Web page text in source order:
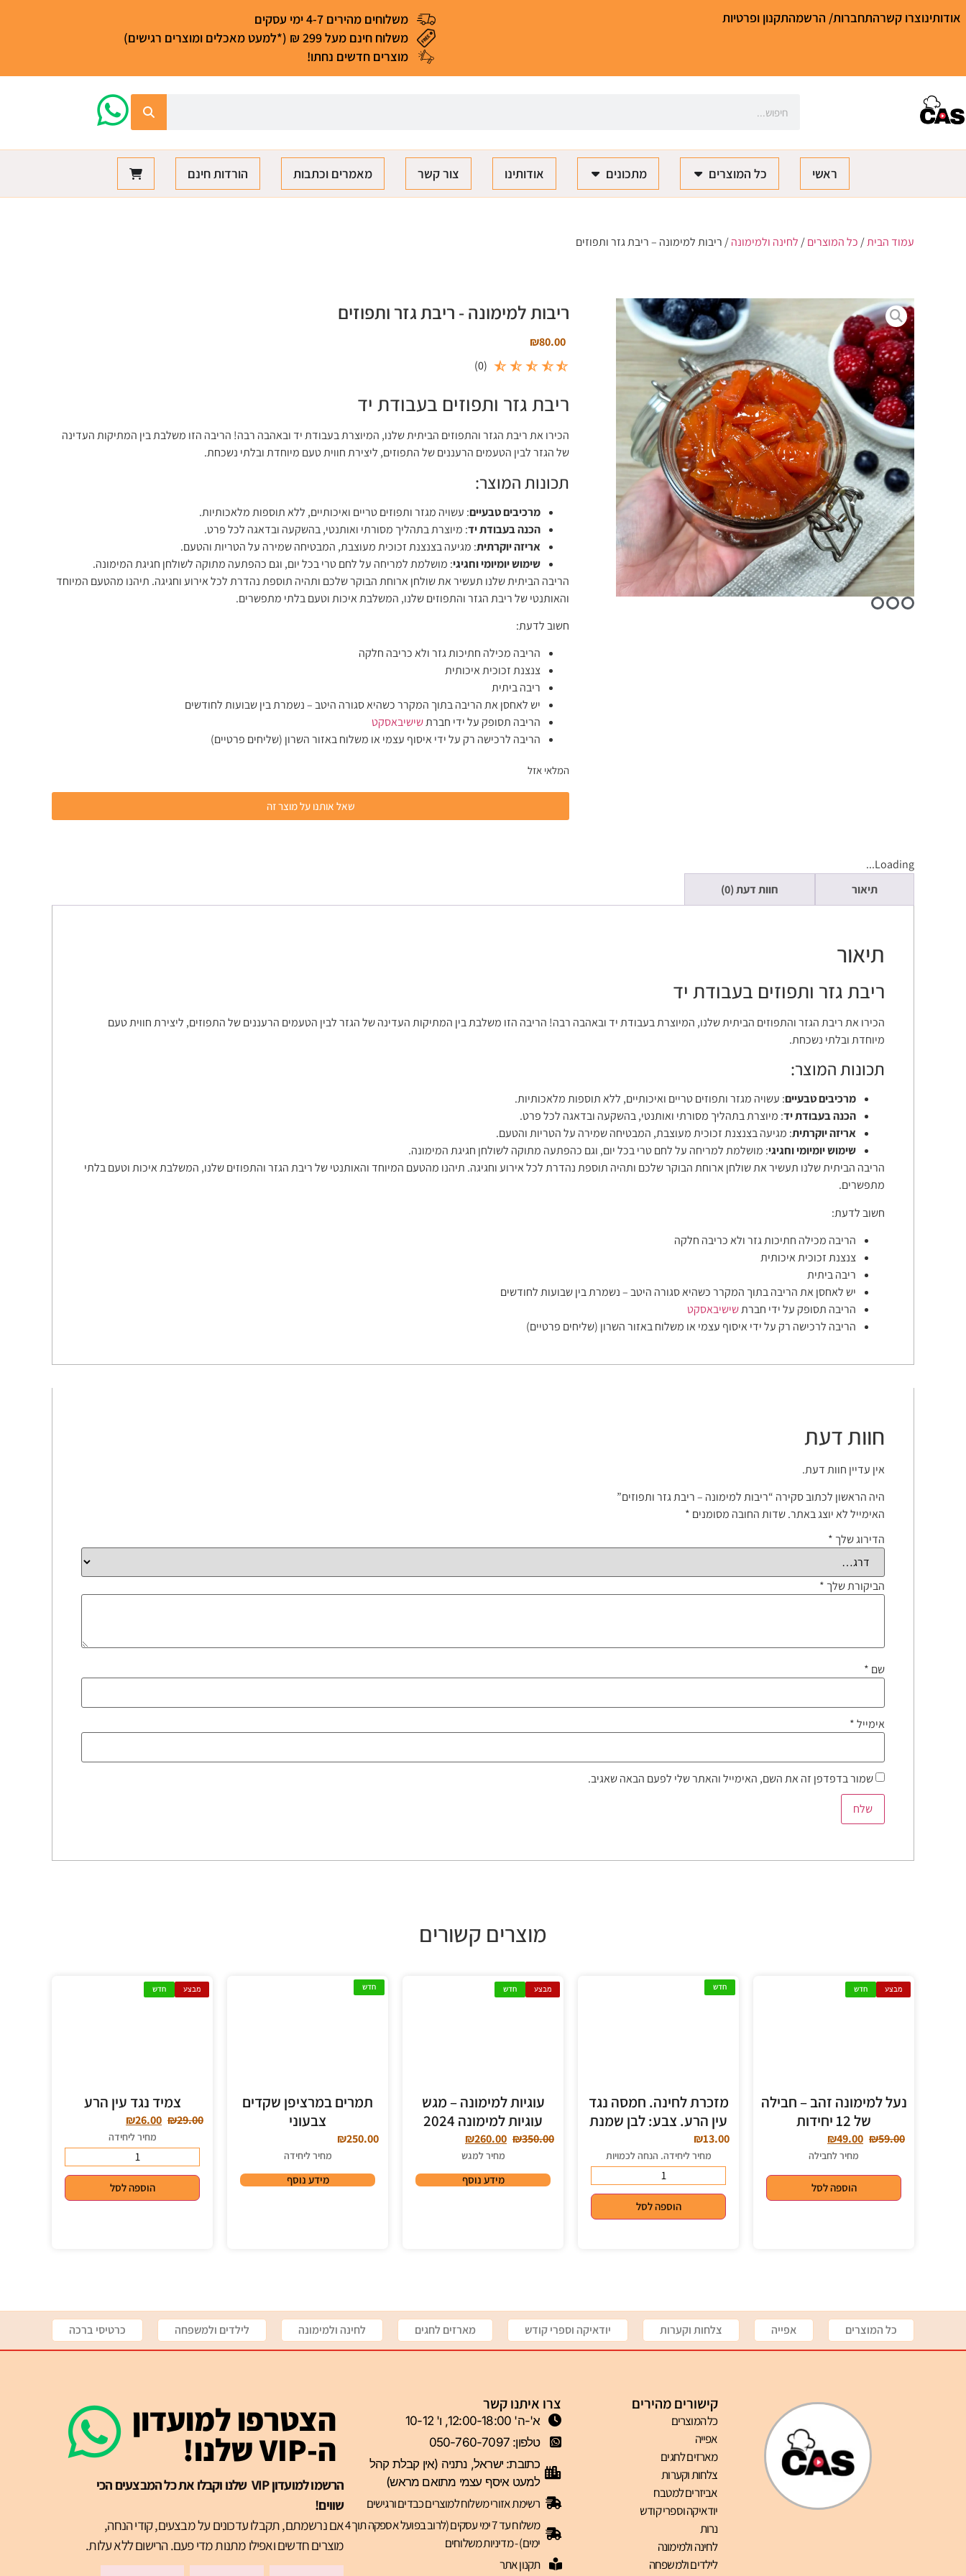
אודותינוצרו קשרהתחברות/ הרשמהתקנון ופרטיות
משלוחים מהירים 4-7 ימי עסקים
משלוח חינם מעל 299 ₪ (*למעט מאכלים ומוצרים רגישים)
מוצרים חדשים נחתו!
ראשי כל המוצרים מתכונים אודותינו צור קשר מאמרים וכתבות הורדות חינם
עמוד הבית/כל המוצרים/לחינה ולמימונה/ ריבות למימונה – ריבת גזר ותפוזים
ריבות למימונה - ריבת גזר ותפוזים
₪80.00
(
0
)
ריבת גזר ותפוזים בעבודת יד
הכירו את ריבת הגזר והתפוזים הביתית שלנו, המיוצרת בעבודת יד ובאהבה רבה! הריבה הזו משלבת בין המתיקות העדינה
של הגזר לבין הטעמים הרעננים של התפוזים, ליצירת חווית טעם מיוחדת ובלתי נשכחת.
תכונות המוצר:
מרכיבים טבעיים: עשויה מגזר ותפוזים טריים ואיכותיים, ללא תוספות מלאכותיות.
הכנה בעבודת יד: מיוצרת בתהליך מסורתי ואותנטי, בהשקעה ובדאגה לכל פרט.
אריזה יוקרתית: מגיעה בצנצנת זכוכית מעוצבת, המבטיחה שמירה על הטריות והטעם.
שימוש יומיומי וחגיגי: מושלמת למריחה על לחם טרי בכל יום, וגם כהפתעה מתוקה לשולחן חגיגת המימונה.
הריבה הביתית שלנו תעשיר את שולחן ארוחת הבוקר שלכם ותהיה תוספת נהדרת לכל אירוע וחגיגה. תיהנו מהטעם המיוחד
והאותנטי של ריבת הגזר והתפוזים שלנו, המשלבת איכות וטעם בלתי מתפשרים.
חשוב לדעת:
הריבה מכילה חתיכות גזר ולא כריבה חלקה
צנצנת זכוכית איכותית
ריבה ביתית
יש לאחסן את הריבה בתוך המקרר כשהיא סגורה היטב – נשמרת בין שבועות לחודשים
הריבה תסופק על ידי חברתשישיבאסקט
הריבה לרכישה רק על ידי איסוף עצמי או משלוח באזור השרון (שליחים פרטיים)
המלאי אזל
שאל אותנו על מוצר זה
Loading...
תיאור
חוות דעת (0)
תיאור
ריבת גזר ותפוזים בעבודת יד
הכירו את ריבת הגזר והתפוזים הביתית שלנו, המיוצרת בעבודת יד ובאהבה רבה! הריבה הזו משלבת בין המתיקות העדינה של הגזר לבין הטעמים הרעננים של התפוזים, ליצירת חווית טעם
מיוחדת ובלתי נשכחת.
תכונות המוצר:
מרכיבים טבעיים: עשויה מגזר ותפוזים טריים ואיכותיים, ללא תוספות מלאכותיות.
הכנה בעבודת יד: מיוצרת בתהליך מסורתי ואותנטי, בהשקעה ובדאגה לכל פרט.
אריזה יוקרתית: מגיעה בצנצנת זכוכית מעוצבת, המבטיחה שמירה על הטריות והטעם.
שימוש יומיומי וחגיגי: מושלמת למריחה על לחם טרי בכל יום, וגם כהפתעה מתוקה לשולחן חגיגת המימונה.
הריבה הביתית שלנו תעשיר את שולחן ארוחת הבוקר שלכם ותהיה תוספת נהדרת לכל אירוע וחגיגה. תיהנו מהטעם המיוחד והאותנטי של ריבת הגזר והתפוזים שלנו, המשלבת איכות וטעם בלתי
מתפשרים.
חשוב לדעת:
הריבה מכילה חתיכות גזר ולא כריבה חלקה
צנצנת זכוכית איכותית
ריבה ביתית
יש לאחסן את הריבה בתוך המקרר כשהיא סגורה היטב – נשמרת בין שבועות לחודשים
הריבה תסופק על ידי חברתשישיבאסקט
הריבה לרכישה רק על ידי איסוף עצמי או משלוח באזור השרון (שליחים פרטיים)
חוות דעת
אין עדיין חוות דעת.
היה הראשון לכתוב סקירה “ריבות למימונה – ריבת גזר ותפוזים”
האימייל לא יוצג באתר.שדות החובה מסומנים *
הדירוג שלך *
הביקורת שלך *
שם *
אימייל*
שמור בדפדפן זה את השם, האימייל והאתר שלי לפעם הבאה שאגיב.
מוצרים קשורים
מבצע חדש
נעל למימונה זהב – חבילה
של 12 יחידות
₪59.00
₪49.00
מחיר לחבילה
הוספה לסל
חדש
מזכרת לחינה. חמסה נגד
עין הרע. צבע: לבן שמנת
₪13.00
מחיר ליחידה. הנחה לכמויות
הוספה לסל
מבצע חדש
עוגיות למימונה – מגש
עוגיות למימונה 2024
₪350.00
₪260.00
מחיר למגש
מידע נוסף
חדש
תמרים במרציפן שקדים
צבעוני
₪250.00
מחיר ליחידה
מידע נוסף
מבצע חדש
צמיד נגד עין הרע
₪29.00
₪26.00
מחיר ליחידה
הוספה לסל
כל המוצרים אפייה צלחות וקערות יודאיקה וספרי קודש מארזים לחגים לחינה ולמימונה לילדים ולמשפחה כרטיסי ברכה
קישורים מהירים
כל המוצרים
אפייה
מארזים לחגים
צלחות וקערות
אביזרים למטבח
יודאיקה וספרי קודש
נרות
לחינה ולמימונה
לילדים ולמשפחה
צרו איתנו קשר
א'-ה' 12:00-18:00, ו' 10-12
טלפון: 050-760-7097
כתובת: ישראל, נתניה (אין קבלת קהל
למעט איסף עצמי מתואם מראש)
רשימת אזורי משלוח למוצרים כבדים ורגישים
משלוח עד 7 ימי עסקים (לרוב בפועל אספקה תוך 4
ימים) - מדיניות משלוחים
תקנון אתר
הצטרפו למועדון
ה-VIP שלנו!
הרשמו למועדון VIP שלנו וקבלו את כל המבצעים הכי
שווים!
אם נרשמתם, תקבלו עדכונים על מבצעים, קודי הנחה,
מוצרים חדשים ואפילו מתנות מדי פעם. הרישום ללא עלות.